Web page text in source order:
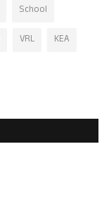
School
VRL
KEA